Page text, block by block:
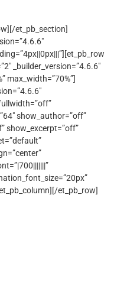
et_pb_section]
_builder_version=”4.6.6″
max_width=”70%”]
show_author=”off”
show_excerpt=”off”
et_pb_row]